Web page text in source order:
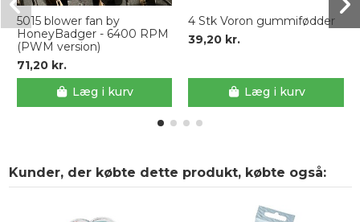
5015 blower fan by
HoneyBadger - 6400 RPM
(PWM version)
71,20 kr.
Læg i kurv
4 Stk Voron gummifødder
39,20 kr.
Læg i kurv
Kunder, der købte dette produkt, købte også: